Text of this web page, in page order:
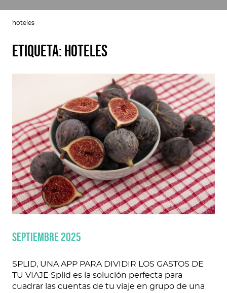
hoteles
Etiqueta:hoteles
SEPTIEMBRE 2025
SPLID, UNA APP PARA DIVIDIR LOS GASTOS DE
TU VIAJE Splid es la solución perfecta para
cuadrar las cuentas de tu viaje en grupo de una